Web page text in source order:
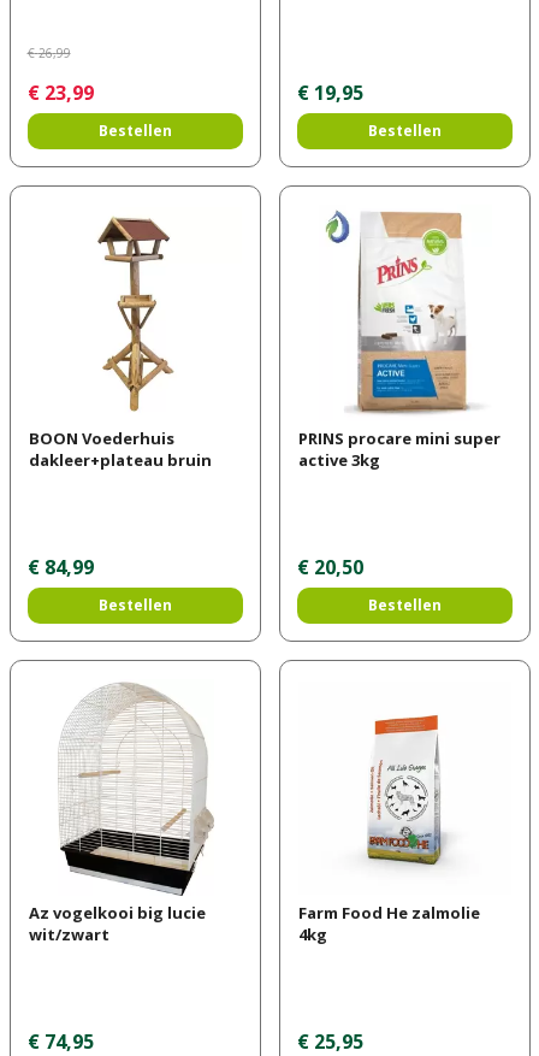
€ 26,99
€ 23,99
Bestellen
€ 19,95
Bestellen
BOON Voederhuis
dakleer+plateau bruin
€ 84,99
Bestellen
PRINS procare mini super
active 3kg
€ 20,50
Bestellen
Az vogelkooi big lucie
wit/zwart
€ 74,95
Farm Food He zalmolie
4kg
€ 25,95